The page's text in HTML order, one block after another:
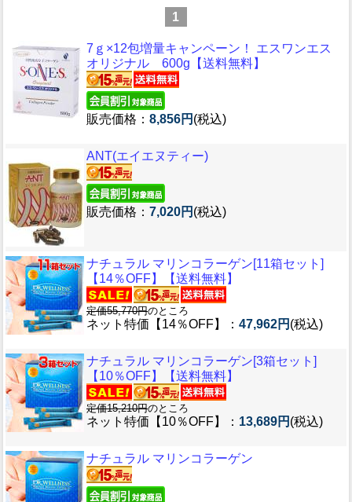
1
7ｇ×12包増量キャンペーン！ エスワンエス
オリジナル 600g【送料無料】
販売価格： 8,856円 (税込)
ANT(エイエヌティー)
販売価格： 7,020円 (税込)
ナチュラル マリンコラーゲン[11箱セット]
【14％OFF】【送料無料】
定価55,770円のところ
ネット特価【14％OFF】： 47,962円 (税込)
ナチュラル マリンコラーゲン[3箱セット]
【10％OFF】【送料無料】
定価15,210円のところ
ネット特価【10％OFF】： 13,689円 (税込)
ナチュラル マリンコラーゲン